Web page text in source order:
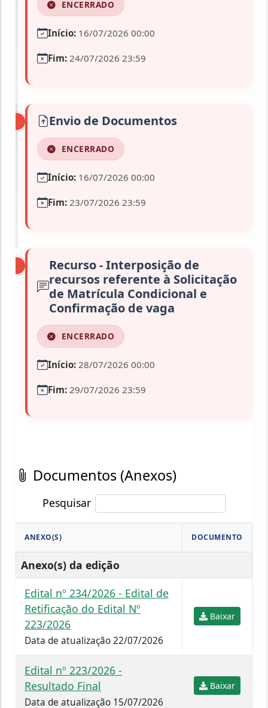
ENCERRADO
Início: 16/07/2026 00:00
Fim: 24/07/2026 23:59
Envio de Documentos
ENCERRADO
Início: 16/07/2026 00:00
Fim: 23/07/2026 23:59
Recurso - Interposição de
recursos referente à Solicitação
de Matrícula Condicional e
Confirmação de vaga
ENCERRADO
Início: 28/07/2026 00:00
Fim: 29/07/2026 23:59
Documentos (Anexos)
Pesquisar
ANEXO(S) DOCUMENTO
Anexo(s) da edição
Edital nº 234/2026 - Edital de
Retificação do Edital Nº
223/2026
Data de atualização 22/07/2026
Baixar
Edital nº 223/2026 -
Resultado Final
Data de atualização 15/07/2026
Baixar